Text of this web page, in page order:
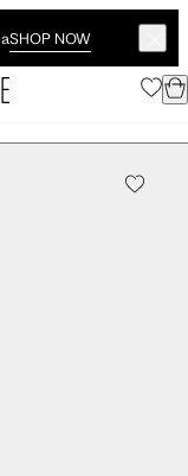
SHOP NOW